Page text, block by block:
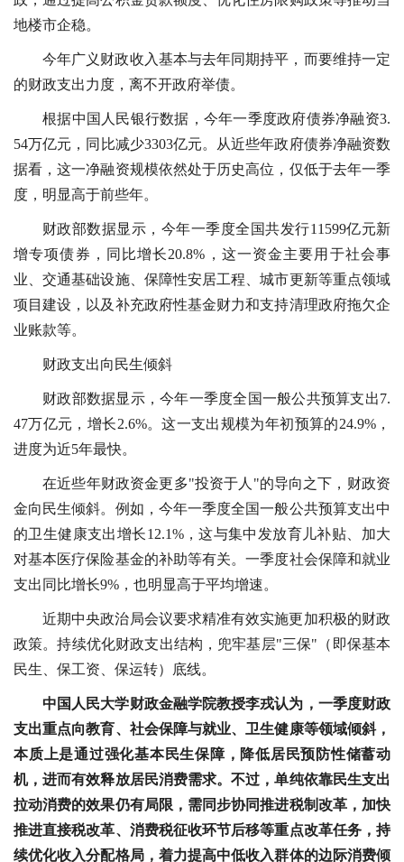
地楼市企稳。
今年广义财政收入基本与去年同期持平，而要维持一定
的财政支出力度，离不开政府举债。
根据中国人民银行数据，今年一季度政府债券净融资3.
54万亿元，同比减少3303亿元。从近些年政府债券净融资数
据看，这一净融资规模依然处于历史高位，仅低于去年一季
度，明显高于前些年。
财政部数据显示，今年一季度全国共发行11599亿元新
增专项债券，同比增长20.8%，这一资金主要用于社会事
业、交通基础设施、保障性安居工程、城市更新等重点领域
项目建设，以及补充政府性基金财力和支持清理政府拖欠企
业账款等。
财政支出向民生倾斜
财政部数据显示，今年一季度全国一般公共预算支出7.
47万亿元，增长2.6%。这一支出规模为年初预算的24.9%，
进度为近5年最快。
在近些年财政资金更多"投资于人"的导向之下，财政资
金向民生倾斜。例如，今年一季度全国一般公共预算支出中
的卫生健康支出增长12.1%，这与集中发放育儿补贴、加大
对基本医疗保险基金的补助等有关。一季度社会保障和就业
支出同比增长9%，也明显高于平均增速。
近期中央政治局会议要求精准有效实施更加积极的财政
政策。持续优化财政支出结构，兜牢基层"三保"（即保基本
民生、保工资、保运转）底线。
中国人民大学财政金融学院教授李戎认为，一季度财政
支出重点向教育、社会保障与就业、卫生健康等领域倾斜，
本质上是通过强化基本民生保障，降低居民预防性储蓄动
机，进而有效释放居民消费需求。不过，单纯依靠民生支出
拉动消费的效果仍有局限，需同步协同推进税制改革，加快
推进直接税改革、消费税征收环节后移等重点改革任务，持
续优化收入分配格局，着力提高中低收入群体的边际消费倾